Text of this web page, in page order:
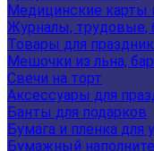
Медицинские карты
Журналы, трудовые,
Товары для
Мешочки из льна,
Свечи на торт
Аксессуары для
Банты для подарков
Бумага и пленка для
Бумажный